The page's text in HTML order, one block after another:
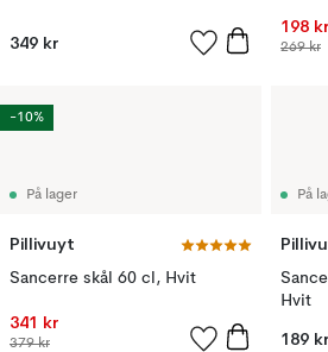
349 kr
198 kr
269 kr
På lager
Pillivuyt
Sancerre skål 60 cl, Hvit
341 kr
379 kr
-10%
På
Hvit
189 kr